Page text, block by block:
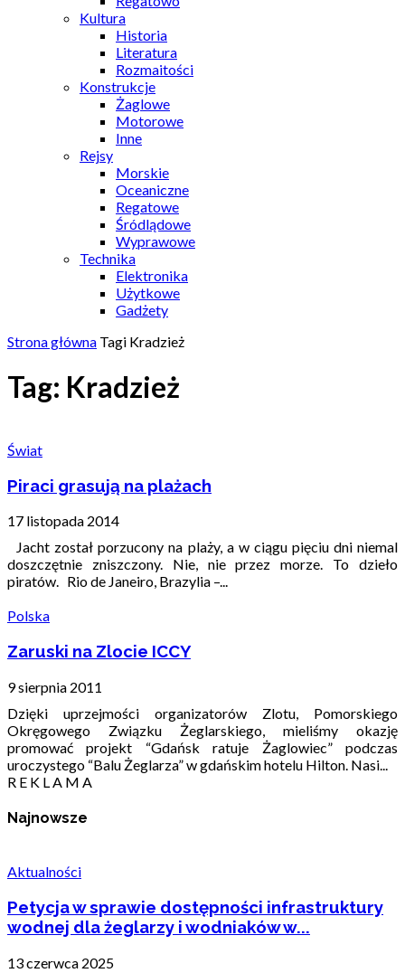
Kultura
Historia
Literatura
Rozmaitości
Konstrukcje
Żaglowe
Motorowe
Inne
Rejsy
Morskie
Oceaniczne
Regatowe
Śródlądowe
Wyprawowe
Technika
Elektronika
Użytkowe
Gadżety
Strona główna Tagi Kradzież
Tag: Kradzież
Świat
Piraci grasują na plażach
17 listopada 2014
Jacht został porzucony na plaży, a w ciągu pięciu dni niemal
doszczętnie zniszczony. Nie, nie przez morze. To dzieło
piratów. Rio de Janeiro, Brazylia –...
Polska
Zaruski na Zlocie ICCY
9 sierpnia 2011
Dzięki uprzejmości organizatorów Zlotu, Pomorskiego
Okręgowego Związku Żeglarskiego, mieliśmy okazję
promować projekt “Gdańsk ratuje Żaglowiec” podczas
uroczystego “Balu Żeglarza” w gdańskim hotelu Hilton. Nasi...
R E K L A M A
Najnowsze
Aktualności
Petycja w sprawie dostępności infrastruktury
wodnej dla żeglarzy i wodniaków w...
13 czerwca 2025